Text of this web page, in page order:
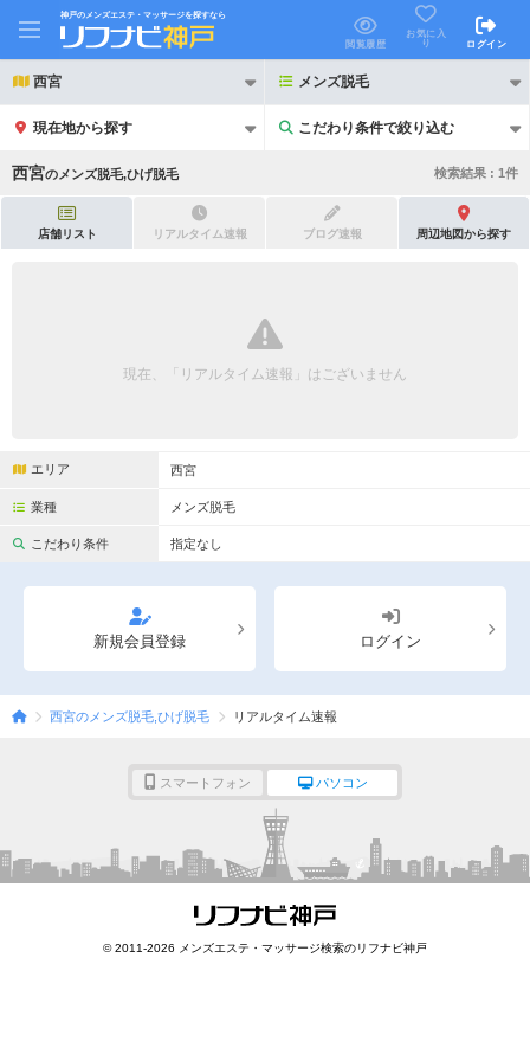
神戸のメンズエステ・マッサージを探すなら
閲覧履歴
お気に入
り
ログイン
西宮 メンズ脱毛
現在地から探す こだわり条件で絞り込む
こだわり条件で絞り込む
完全個室
ペアルームあり シャワー室完備
フットバスあり
専用駐車場あり 有資格者在籍
日本人スタッフのみ 女性スタッフのみ
Ｗセラピスト
こだわり条件を変更
西宮の メンズ脱毛,ひげ脱毛 検索結果 : 1件
店舗リスト リアルタイム速報 ブログ速報 周辺地図から探す
現在、「リアルタイム速報」はございません
エリア 西宮
業種 メンズ脱毛
こだわり条件 指定なし
新規会員登録 ログイン
西宮のメンズ脱毛,ひげ脱毛 リアルタイム速報
スマートフォン パソコン
© 2011-2026 メンズエステ・マッサージ検索のリフナビ神戸